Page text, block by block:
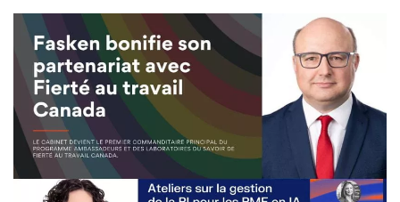
Bien à vous,
La Rédaction de Droit-inc.com